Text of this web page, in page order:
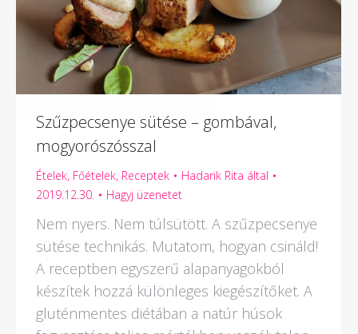
Szűzpecsenye sütése – gombával,
mogyorószósszal
Ételek, Főételek, Receptek Hadarik Rita által
2019.12.30.
Hagyj üzenetet
Nem nyers. Nem túlsütött. A szűzpecsenye
sütése technikás. Mutatom, hogyan csináld!
A receptben egyszerű alapanyagokból
készítek hozzá különleges kiegészítőket. A
gluténmentes diétában a natúr húsok